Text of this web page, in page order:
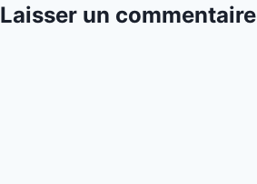
Laisser un commentaire